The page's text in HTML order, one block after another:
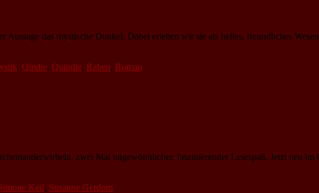
das mystische Dunkel. Dabei erleben wir sie als helles, freundliches
, Qindie, Quindie, Raben, Roman
zwei Mal ungewöhnlicher, faszinierender Lesespaß. Jetzt neu
Keil, Susanne Gerdom